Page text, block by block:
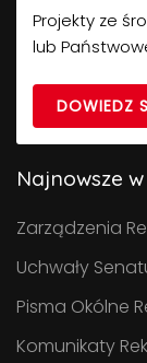
Projekty ze
lub
DOWIEDZ
Najnowsze w
Zarządzenia
Uchwały
Pisma Okólne
Komunikaty